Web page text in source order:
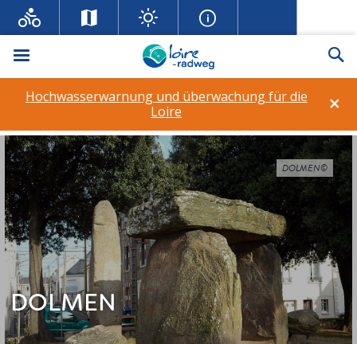
Menü
×
Hochwasserwarnung und überwachung für die
Loire
DOLMEN
DOLMEN©